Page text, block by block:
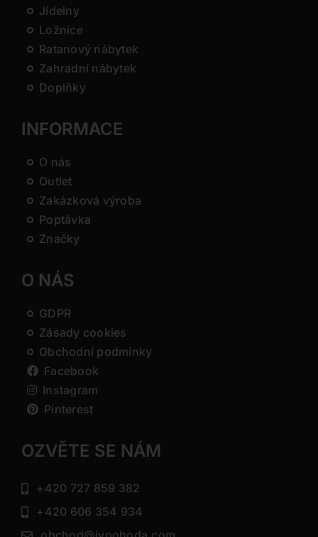
Jídelny
Ložnice
Ratanový nábytek
Zahradní nábytek
Doplňky
INFORMACE
O nás
Outlet
Zakázková výroba
Poptávka
Značky
O NÁS
GDPR
Zásady cookies
Obchodní podmínky
Facebook
Instagram
Pinterest
OZVĚTE SE NÁM
+420 727 859 382
+420 606 354 934